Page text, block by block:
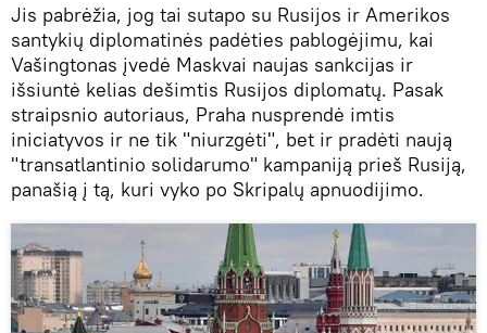
Jis pabrėžia, jog tai sutapo su Rusijos ir Amerikos
santykių diplomatinės padėties pablogėjimu, kai
Vašingtonas įvedė Maskvai naujas sankcijas ir
išsiuntė kelias dešimtis Rusijos diplomatų. Pasak
straipsnio autoriaus, Praha nusprendė imtis
iniciatyvos ir ne tik "niurzgėti", bet ir pradėti naują
"transatlantinio solidarumo" kampaniją prieš Rusiją,
panašią į tą, kuri vyko po Skripalų apnuodijimo.